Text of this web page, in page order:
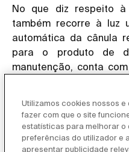
No que diz respeito à
também recorre à luz
automática da cânula
para o produto de
manutenção, conta
Rimless® simplificam
A In-Wash® Ona
dispositivos móveis
Utilizamos cookies nossos
fazer com que o site
estatísticas para melhorar
preferências do utilizador e
apresentar publicidade